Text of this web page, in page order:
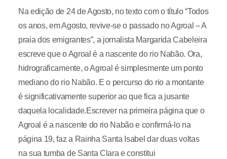
Na edição de 24 de Agosto, no texto com o título “Todos
os anos, em Agosto, revive-se o passado no Agroal – A
praia dos emigrantes”, a jornalista Margarida Cabeleira
escreve que o Agroal é a nascente do rio Nabão. Ora,
hidrograficamente, o Agroal é simplesmente um ponto
mediano do rio Nabão. E o percurso do rio a montante
é significativamente superior ao que fica a jusante
daquela localidade.Escrever na primeira página que o
Agroal é a nascente do rio Nabão e confirmá-lo na
página 19, faz a Rainha Santa Isabel dar duas voltas
na sua tumba de Santa Clara e constitui